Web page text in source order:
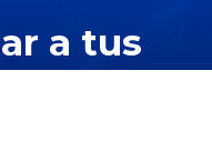
a tus